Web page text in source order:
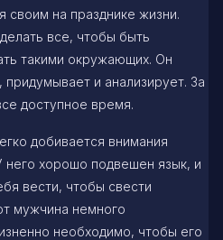
своим на празднике жизни.
все, чтобы быть
такими окружающих. Он
придумывает и анализирует. За
доступное время.
добивается внимания
него хорошо подвешен язык, и
вести, чтобы свести
мужчина немного
необходимо, чтобы его